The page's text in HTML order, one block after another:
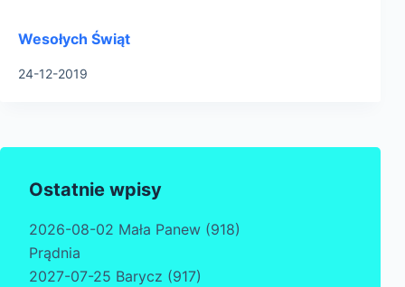
Wesołych Świąt
24-12-2019
Ostatnie wpisy
2026-08-02 Mała Panew (918)
Prądnia
2027-07-25 Barycz (917)